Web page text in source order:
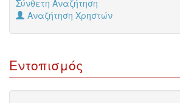
Σύνθετη Αναζήτηση
Αναζήτηση Χρηστών
Εντοπισμός